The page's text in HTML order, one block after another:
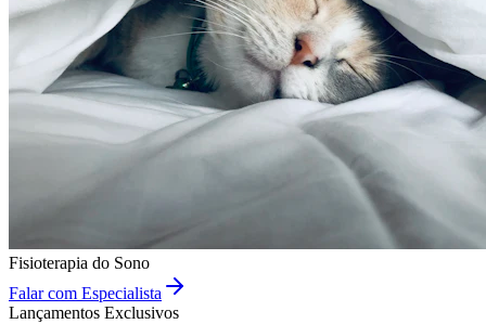
Fisioterapia do Sono
Falar com Especialista
Lançamentos Exclusivos